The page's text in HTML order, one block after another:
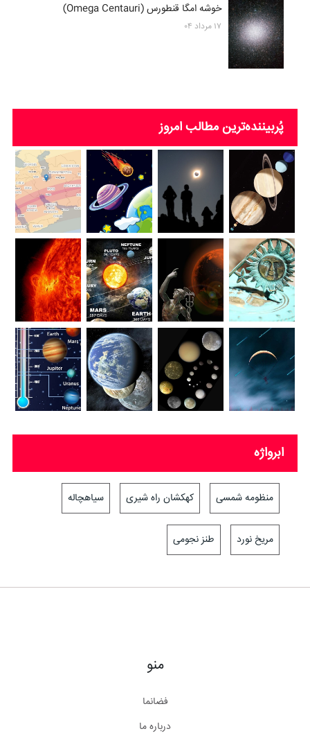
خوشه امگا قنطورس (Omega Centauri)
۱۷ مرداد ۰۴
پُربیننده‌ترین‌ مطالب امروز
ابرواژه
منظومه شمسی کهکشان راه شیری سیاهچاله
مریخ نورد طنز نجومی
منو
فضانما
درباره ما